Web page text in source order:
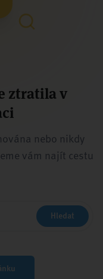
ztratila v
nebo nikdy
vám najít cestu
Hledat